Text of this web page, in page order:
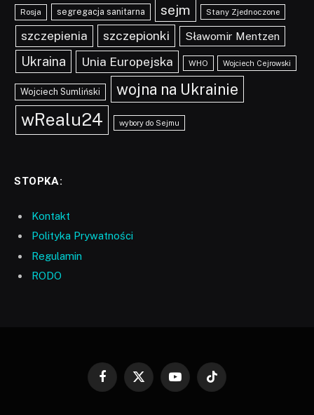
Rosja segregacja sanitarna sejm Stany Zjednoczone
szczepienia szczepionki Sławomir Mentzen
Ukraina Unia Europejska WHO Wojciech Cejrowski
Wojciech Sumliński wojna na Ukrainie
wRealu24 wybory do Sejmu
STOPKA:
Kontakt
Polityka Prywatności
Regulamin
RODO
Facebook
X
YouTubeTikTok